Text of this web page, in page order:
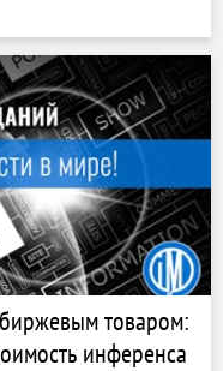
товаром:
инференса